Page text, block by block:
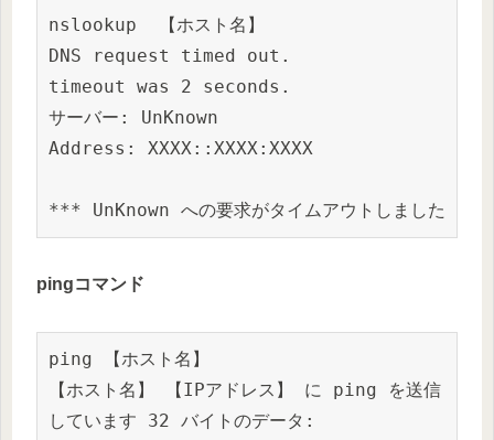
nslookup
【ホスト名】
DNS request timed out.
timeout was 2 seconds.
サーバー: UnKnown
Address: XXXX::XXXX:XXXX
*** UnKnown への要求がタイムアウトしました
pingコマンド
ping
【ホスト名】
【ホスト名】
【IPアドレス】 に ping を送信
しています 32 バイトのデータ: